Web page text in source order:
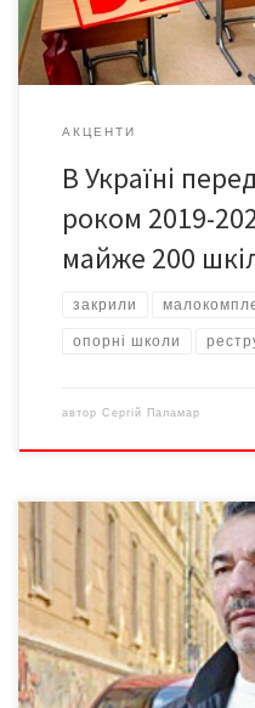
закладів; […]
АКЦЕНТИ
В Україні
роком 2019-
майже 200
закрили
опорні школи
автор Сергій Паламар
Серед нинішніх новацій,
– чергове розлучення
митницею. Чого може чекати
наш експерт з економічних
який користується